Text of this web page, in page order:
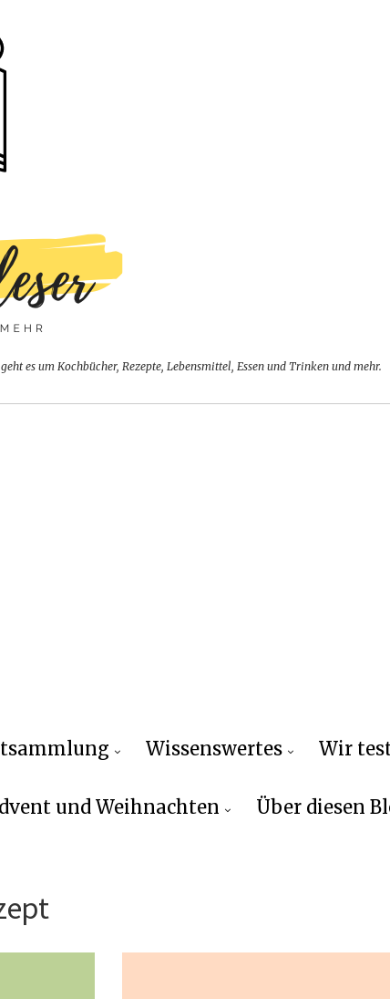
es um Kochbücher, Rezepte, Lebensmittel, Essen und Trinken und mehr.
Wissenswertes Wir
und Weihnachten Über diesen